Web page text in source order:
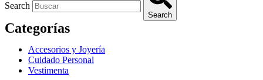
Search
Search
Categorías
Accesorios y Joyería
Cuidado Personal
Vestimenta